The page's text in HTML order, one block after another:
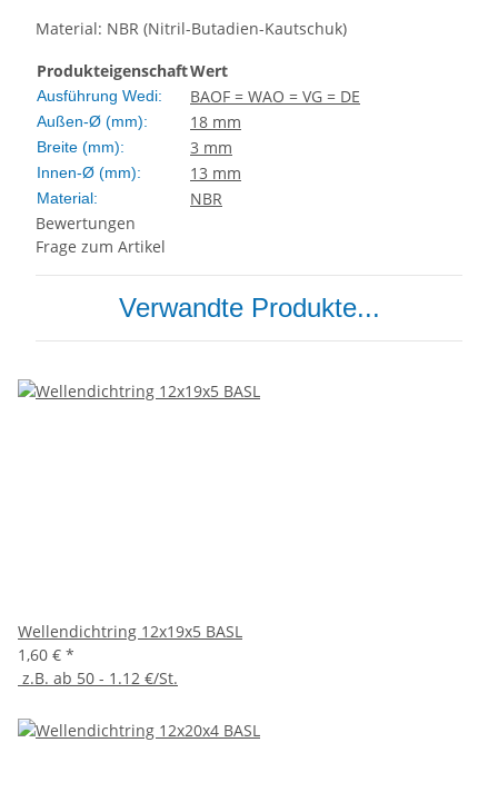
Material: NBR (Nitril-Butadien-Kautschuk)
ProdukteigenschaftWert
Ausführung Wedi: BAOF = WAO = VG = DE
Außen-Ø (mm): 18 mm
Breite (mm): 3 mm
Innen-Ø (mm): 13 mm
Material:
NBR
Bewertungen
Frage zum Artikel
Verwandte Produkte...
Wellendichtring 12x19x5 BASL
1,60 € *
z.B. ab 50 - 1.12 €/St.